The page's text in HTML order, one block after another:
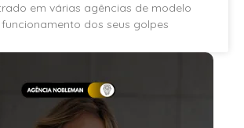
em várias agências de modelo
dos seus golpes